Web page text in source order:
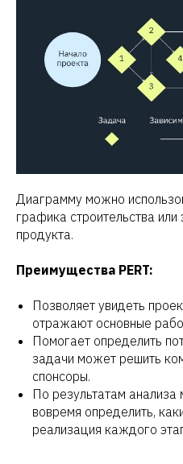
Диаграмму можно
графика строительства или
продукта.
Преимущества PERT:
Позволяет увидеть
отражают основные
Помогает определить
задачи может решить
спонсоры.
По результатам
вовремя определить,
реализация каждого